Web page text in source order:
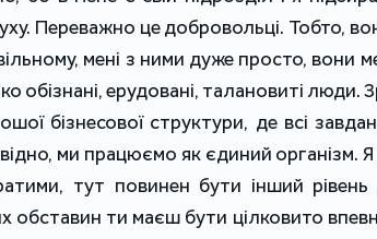
Переважно це добровольці. Тобто,
мені з ними дуже просто, вони
обізнані, ерудовані, талановиті люди.
бізнесової структури, де всі
ми працюємо як єдиний організм.
тут повинен бути інший рівень
обставин ти маєш бути цілковито